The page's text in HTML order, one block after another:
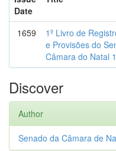
Date
1659
1º Livro de
e Provisões do
Câmara do Natal
Discover
Author
Senado da Câmara de